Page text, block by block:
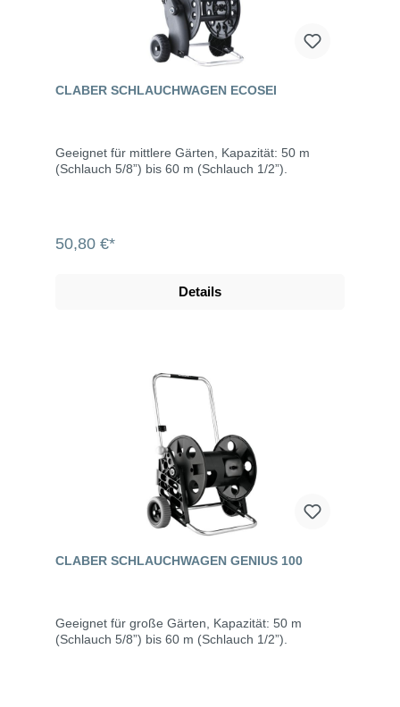
CLABER SCHLAUCHWAGEN ECOSEI
Geeignet für mittlere Gärten, Kapazität: 50 m
(Schlauch 5/8”) bis 60 m (Schlauch 1/2”).
50,80 €*
Details
CLABER SCHLAUCHWAGEN GENIUS 100
Geeignet für große Gärten, Kapazität: 50 m
(Schlauch 5/8”) bis 60 m (Schlauch 1/2”).